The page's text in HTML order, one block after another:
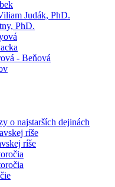
Judák, PhD.
PhD.
- Beňová
o najstarších dejinách
ríše
ríše